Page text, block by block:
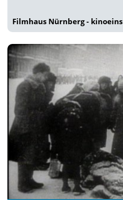
Filmhaus Nürnberg - kinoeins